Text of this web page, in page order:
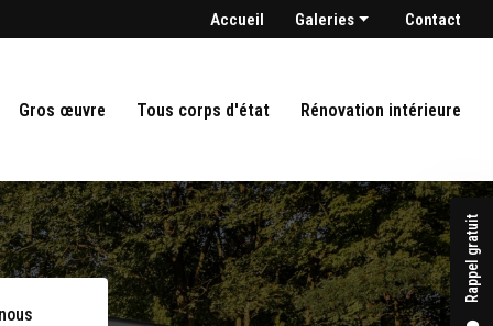
Rappel gratuit
Accueil
Galeries
Contact
Gros œuvre Tous corps d'état Rénovation intérieure